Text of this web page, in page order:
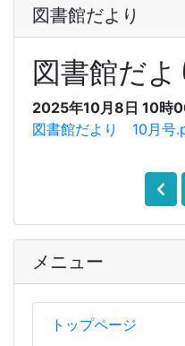
メニュー
トップページ
図書館だより
図書館だ
2025年10月8日 10時
図書館だより 10月号